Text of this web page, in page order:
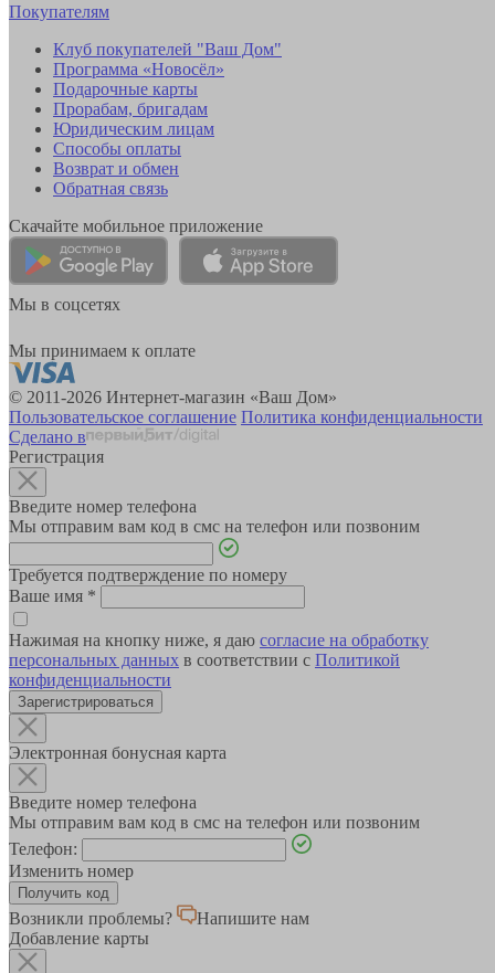
Покупателям
Клуб покупателей "Ваш Дом"
Программа «Новосёл»
Подарочные карты
Прорабам, бригадам
Юридическим лицам
Способы оплаты
Возврат и обмен
Обратная связь
Скачайте мобильное приложение
Мы в соцсетях
Мы принимаем к оплате
© 2011-2026 Интернет-магазин «Ваш Дом»
Пользовательское соглашение Политика конфиденциальности
Сделано в
Регистрация
Введите номер телефона
Мы отправим вам код в смс на телефон или позвоним
Требуется подтверждение по номеру
Ваше имя *
Нажимая на кнопку ниже, я даю согласие на обработку
персональных данных в соответствии с Политикой
конфиденциальности
Зарегистрироваться
Электронная бонусная карта
Введите номер телефона
Мы отправим вам код в смс на телефон или позвоним
Телефон:
Изменить номер
Возникли проблемы?
Напишите нам
Добавление карты